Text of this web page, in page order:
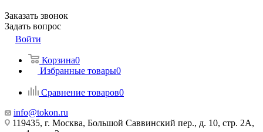
Заказать звонок
Задать вопрос
Войти
Корзина0
Избранные товары0
Сравнение товаров0
info@tokon.ru
119435, г. Москва, Большой Саввинский пер., д. 10, стр. 2А,